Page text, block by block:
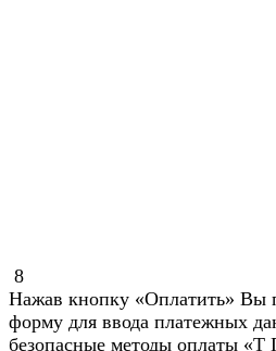
8
Нажав кнопку «Оплатить» Вы
форму для ввода платежных
безопасные методы оплаты